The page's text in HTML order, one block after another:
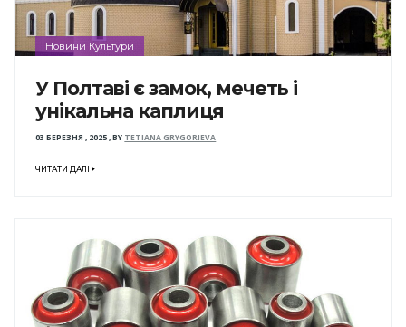
Новини Культури
У Полтаві є замок, мечеть і
унікальна каплиця
03 БЕРЕЗНЯ , 2025,BY TETIANA GRYGORIEVA
ЧИТАТИ ДАЛІ